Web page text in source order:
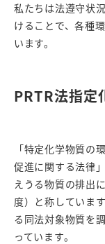
私たちは法遵守状
けることで、各種
います。
PRTR法指定
「特定化学物質の
促進に関する法律
えうる物質の排出
度）と称していま
る同法対象物質を
っています。